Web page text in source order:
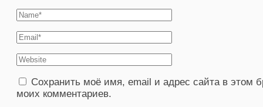
Сохранить моё имя, email и адрес сайта в этом
моих комментариев.